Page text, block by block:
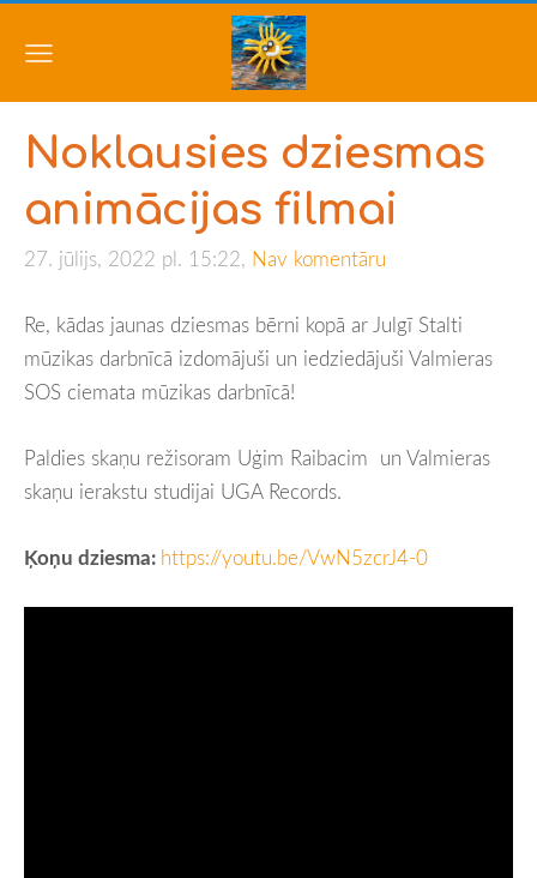
Noklausies dziesmas
animācijas filmai
27. jūlijs, 2022 pl. 15:22, Nav komentāru
Re, kādas jaunas dziesmas bērni kopā ar Julgī Stalti
mūzikas darbnīcā izdomājuši un iedziedājuši Valmieras
SOS ciemata mūzikas darbnīcā!
Paldies skaņu režisoram Uģim Raibacim un Valmieras
skaņu ierakstu studijai UGA Records.
Ķoņu dziesma: https://youtu.be/VwN5zcrJ4-0